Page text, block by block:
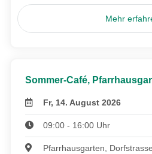
Mehr
Sommer-Café,
Fr, 14. August 2026
09:00 - 16:00 Uhr
Pfarrhausgarten,